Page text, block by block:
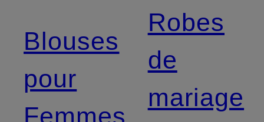
Blouses
pour
Robes
de
mariage